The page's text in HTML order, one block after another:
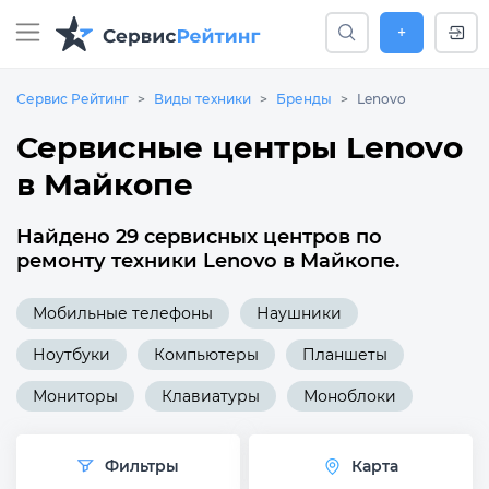
+
Сервис Рейтинг Виды техники Бренды Lenovo
Сервисные центры Lenovo
в Майкопе
Найдено 29 сервисных центров по
ремонту техники Lenovo в Майкопе.
Мобильные телефоны Наушники
Ноутбуки Компьютеры Планшеты
Мониторы Клавиатуры Моноблоки
Фильтры Карта